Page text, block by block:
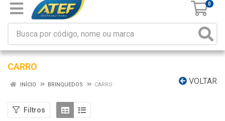
0
CARRO
VOLTAR
INÍCIO BRINQUEDOS CARRO
Filtros